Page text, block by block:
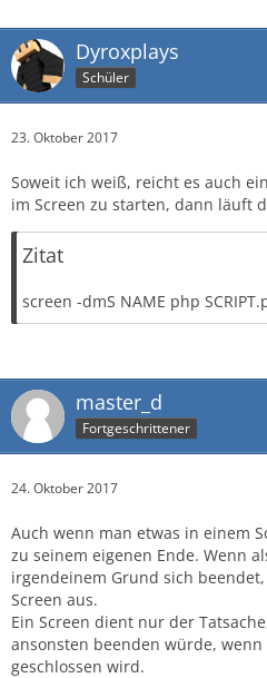
Dyroxplays
Schüler
23. Oktober 2017
Soweit ich weiß, reicht es auch
im Screen zu starten, dann läuft
Zitat
screen -dmS NAME php
master_d
Fortgeschrittener
24. Oktober 2017
Auch wenn man etwas in einem
zu seinem eigenen Ende. Wenn
irgendeinem Grund sich
Screen aus.
Ein Screen dient nur der
ansonsten beenden würde, wenn
geschlossen wird.